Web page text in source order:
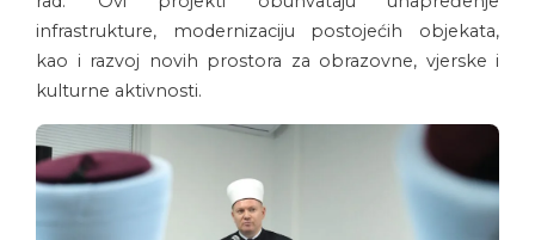
infrastrukture, modernizaciju postojećih objekata,
kao i razvoj novih prostora za obrazovne, vjerske i
kulturne aktivnosti.